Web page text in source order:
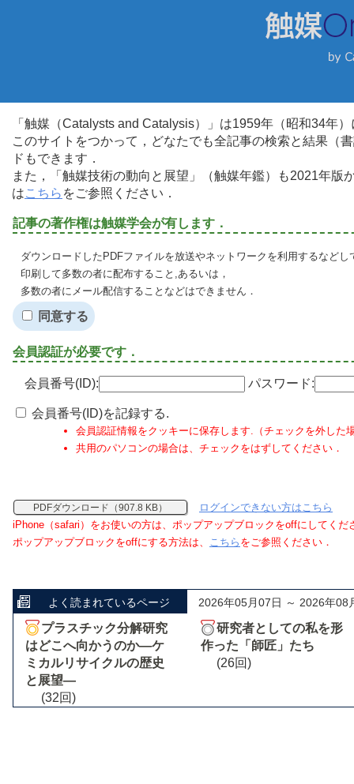
「触媒（Catalysts and Catalysis）」は1959年（昭和34年
このサイトをつかって，どなたでも全記事の検索と結果（
ドもできます．
また，「触媒技術の動向と展望」（触媒年鑑）も2021年
はこちら をご参照ください．
記事の著作権は触媒学会が有します．
ダウンロードしたPDFファイルを放送やネットワークを利用するなど
印刷して多数の者に配布すること,あるいは，
多数の者にメール配信することなどはできません．
同意する
会員認証が必要です．
会員番号(ID): パスワード:
会員番号(ID)を記録する.
会員認証情報をクッキーに保存します.（チェックを外した
共用のパソコンの場合は、チェックをはずしてください．
PDFダウンロード（907.8 KB）
ログインできない方はこちら
iPhone（safari）をお使いの方は、ポップアップブロックをoffにしてくだ
ポップアップブロックをoffにする方法は、 こちら をご参照ください．
よく読まれているページ 2026年05月07日 ～ 2026年08
プラスチック分解研究
はどこへ向かうのか―ケ
ミカルリサイクルの歴史
と展望―
(32回)
研究者としての私を形
作った「師匠」たち
(26回)